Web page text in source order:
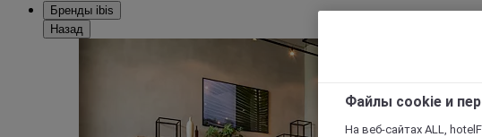
Бренды ibis
Назад
Файлы cookie и
На веб-сайтах ALL,